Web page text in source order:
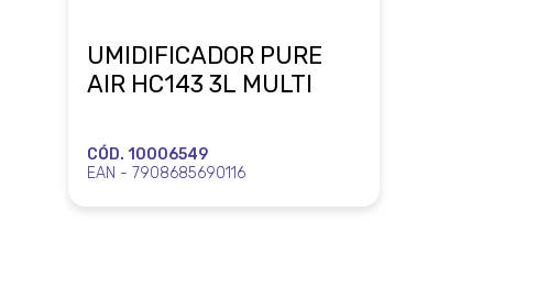
UMIDIFICADOR PURE
AIR HC143 3L MULTI
CÓD. 10006549
EAN - 7908685690116